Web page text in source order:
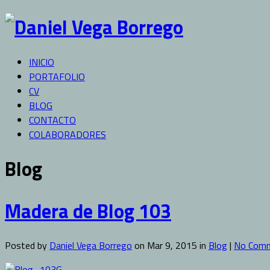
INICIO
PORTAFOLIO
CV
BLOG
CONTACTO
COLABORADORES
Blog
Madera de Blog 103
Posted by Daniel Vega Borrego on Mar 9, 2015 in Blog| No